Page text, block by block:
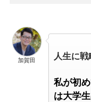
加賀田 人生に
私が初
は大学生